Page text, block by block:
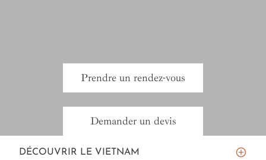
Prendre un rendez-vous
Demander un devis
DÉCOUVRIR LE VIETNAM